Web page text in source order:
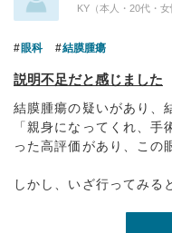
KY（本人・20代・女
眼科 結膜腫瘍
説明不足だと感じました
結膜腫瘍の疑いがあり、
「親身になってくれ、
った高評価があり、この
しかし、いざ行ってみる